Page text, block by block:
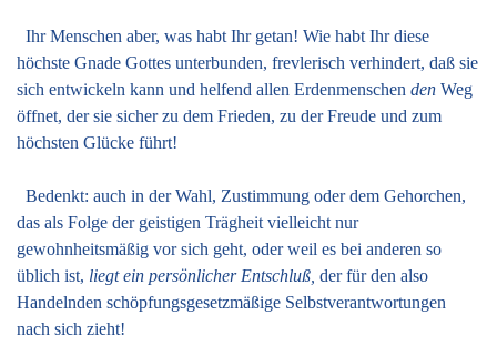
Ihr Menschen aber, was habt Ihr getan! Wie habt Ihr diese
höchste Gnade Gottes unterbunden, frevlerisch verhindert, daß sie
sich entwickeln kann und helfend allen Erdenmenschen den Weg
öffnet, der sie sicher zu dem Frieden, zu der Freude und zum
höchsten Glücke führt!
Bedenkt: auch in der Wahl, Zustimmung oder dem Gehorchen,
das als Folge der geistigen Trägheit vielleicht nur
gewohnheitsmäßig vor sich geht, oder weil es bei anderen so
üblich ist, liegt ein persönlicher Entschluß, der für den also
Handelnden schöpfungsgesetzmäßige Selbstverantwortungen
nach sich zieht!